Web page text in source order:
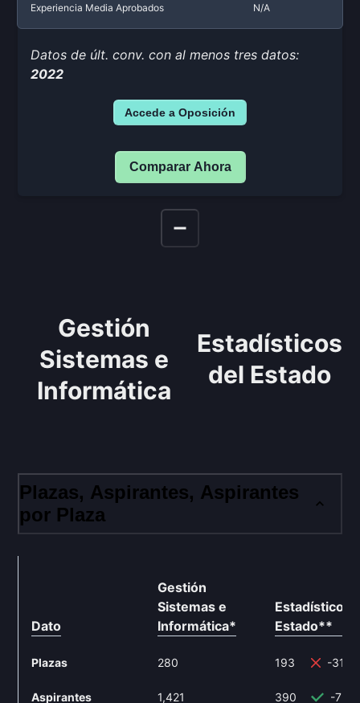
Experiencia Media Aprobados
N/A
Datos de últ. conv. con al menos tres datos:
2022
Accede a Oposición
Comparar Ahora
Gestión
Sistemas e
Informática
Estadísticos
del Estado
Plazas, Aspirantes, Aspirantes
por Plaza
Dato
Gestión
Sistemas e
Informática*
Plazas 280
Aspirantes 1,421
Estadísticos
Estado**
193 -
390 -